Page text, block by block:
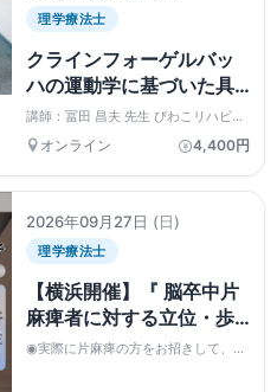
理学療法士
クラインフォーゲルバッ
ハの運動学に基づいた具
体的な動作の誘導法｜情
動と自己組織化の発達学
講師：冨田 昌夫 先生 びわこリハビリ
テーション専門職大学 理学療法学
科 教授 ＝＝＝＝＝＝＝＝＝＝＝＝
オンライン 4,400円
2026年09月27日 (日)
理学療法士
【横浜開催】『 脳卒中片
麻痺者に対する立位・歩
行の評価とアプローチ 』
◉実際に片麻痺の方をお招きして、藤